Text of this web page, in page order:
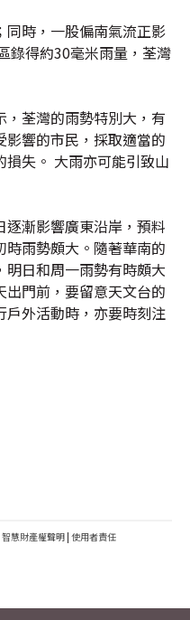
時，一股偏南氣流正影
錄得約30毫米雨量，荃灣
荃灣的雨勢特別大，有
響的市民，採取適當的
失。 大雨亦可能引致山
漸影響廣東沿岸，預料
雨勢頗大。隨著華南的
日和周一雨勢有時頗大
門前，要留意天文台的
戶外活動時，亦要時刻注
智慧財產權聲明 | 使用者責任